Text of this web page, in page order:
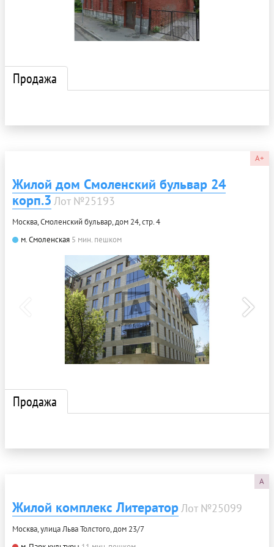
Продажа
A+
Жилой дом Смоленский бульвар 24
корп.3 Лот №25193
Москва, Смоленский бульвар, дом 24, стр. 4
м. Смоленская 5 мин. пешком
Продажа
A
Жилой комплекс ЛитераторЛот №25099
Москва, улица Льва Толстого, дом 23/7